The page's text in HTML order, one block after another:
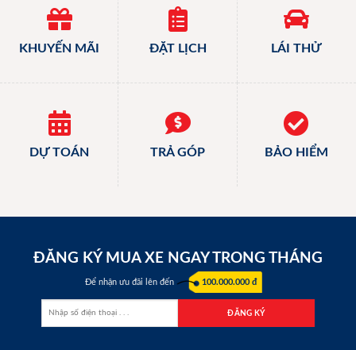
KHUYẾN MÃI ĐẶT LỊCH LÁI THỬ
DỰ TOÁN TRẢ GÓP BẢO HIỂM
ĐĂNG KÝ MUA XE NGAY TRONG THÁNG
Để nhận ưu đãi lên đến 100.000.000 đ